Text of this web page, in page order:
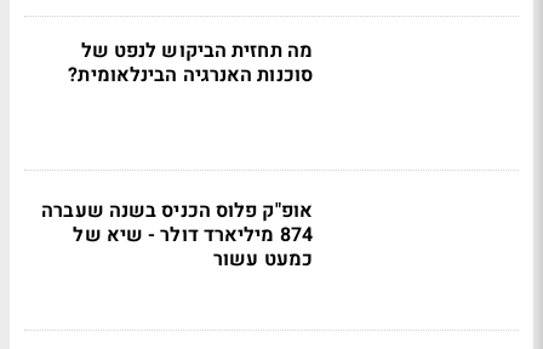
מה תחזית הביקוש לנפט של
סוכנות האנרגיה הבינלאומית?
אופ"ק פלוס הכניס בשנה שעברה
874 מיליארד דולר - שיא של
כמעט עשור